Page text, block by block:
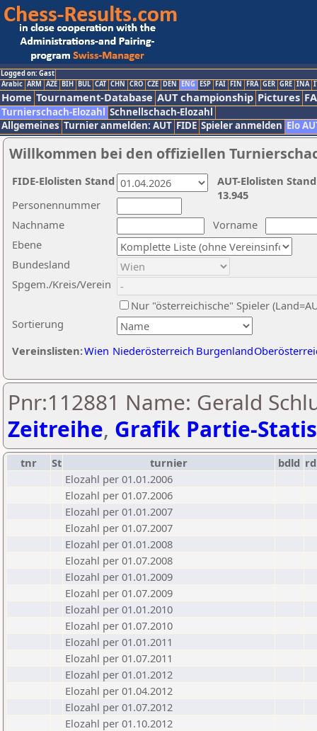
Logged on: Gast
Arabic ARM AZE BIH BUL CAT CHN CRO CZE DEN ENG ESP FAI FIN FRA GER GRE INA
Home Tournament-Database AUT championship Pictures
Turnierschach-Elozahl Schnellschach-Elozahl
Allgemeines Turnier anmelden: AUT FIDE Spieler anmelden Elo
Willkommen bei den offiziellen
Nachname
Vorname
Ebene
Sortierung
Personennummer
Bundesland
Spgem./Kreis/Verein
Nur "österreichische" Spieler
Vereinslisten:Wien Niederösterreich Burgenland
AUT-Elolisten
13.945
FIDE-Elolisten Stand
Pnr:112881 Name: Gerald
Zeitreihe, Grafik Partie-
tnr St turnier bdld rd
Elozahl per 01.01.2006
Elozahl per 01.07.2006
Elozahl per 01.01.2007
Elozahl per 01.07.2007
Elozahl per 01.01.2008
Elozahl per 01.07.2008
Elozahl per 01.01.2009
Elozahl per 01.07.2009
Elozahl per 01.01.2010
Elozahl per 01.07.2010
Elozahl per 01.01.2011
Elozahl per 01.07.2011
Elozahl per 01.01.2012
Elozahl per 01.04.2012
Elozahl per 01.07.2012
Elozahl per 01.10.2012